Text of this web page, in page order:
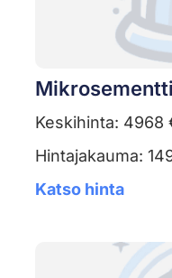
Keskihinta: 4968
Hintajakauma:
Katso hinta